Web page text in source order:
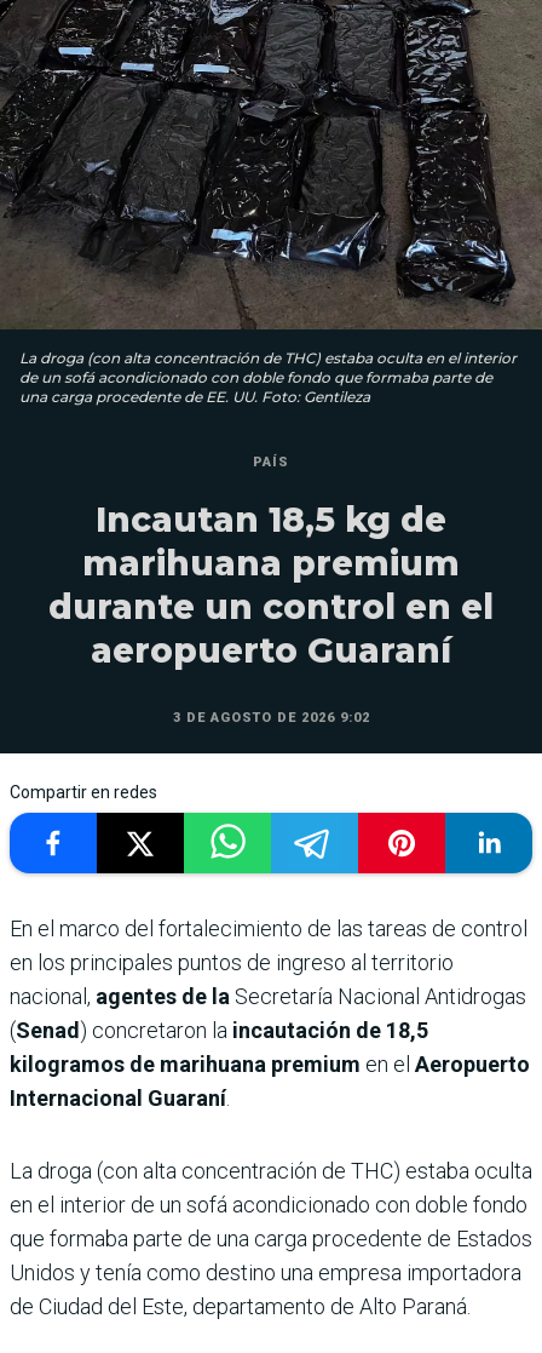
La droga (con alta concentración de THC) estaba oculta en el interior
de un sofá acondicionado con doble fondo que formaba parte de
una carga procedente de EE. UU. Foto: Gentileza
PAÍS
Incautan 18,5 kg de
marihuana premium
durante un control en el
aeropuerto Guaraní
3 DE AGOSTO DE 2026 9:02
Compartir en redes
En el marco del fortalecimiento de las tareas de control
en los principales puntos de ingreso al territorio
nacional, agentes de la Secretaría Nacional Antidrogas
(Senad) concretaron la incautación de 18,5
kilogramos de marihuana premium en el Aeropuerto
Internacional Guaraní.
La droga (con alta concentración de THC) estaba oculta
en el interior de un sofá acondicionado con doble fondo
que formaba parte de una carga procedente de Estados
Unidos y tenía como destino una empresa importadora
de Ciudad del Este, departamento de Alto Paraná.